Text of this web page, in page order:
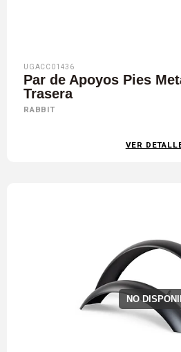
UGACC01436
Par de Apoyos Pies
Trasera
RABBIT
VER
NO